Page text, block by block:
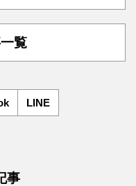
覧
LINE
事